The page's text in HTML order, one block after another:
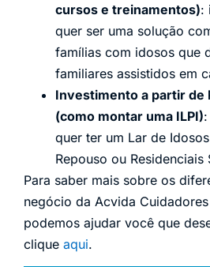
cursos e treinamentos):
quer ser uma solução
famílias com idosos que
familiares assistidos em
Investimento a partir de
(como montar uma ILPI)
quer ter um Lar de
Repouso ou Residenciais
Para saber mais sobre os
negócio da Acvida
podemos ajudar você que
clique aqui.